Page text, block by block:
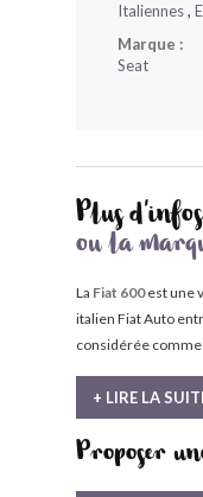
Italiennes,
Marque :
Seat
Plus
ou la
La Fiat 600est une
italien Fiat Auto
considérée
+ LIRE LA
Proposer